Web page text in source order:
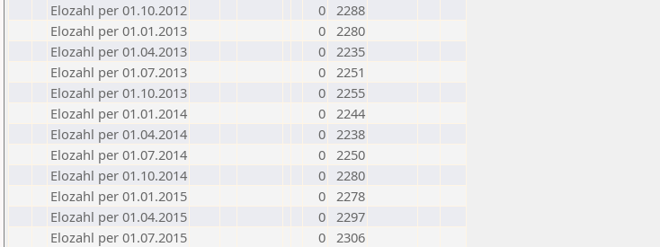
Elozahl per 01.10.2012
0 2288
Elozahl per 01.01.2013
0 2280
Elozahl per 01.04.2013
0 2235
Elozahl per 01.07.2013
0 2251
Elozahl per 01.10.2013
0 2255
Elozahl per 01.01.2014
0 2244
Elozahl per 01.04.2014
0 2238
Elozahl per 01.07.2014
0 2250
Elozahl per 01.10.2014
0 2280
Elozahl per 01.01.2015
0 2278
Elozahl per 01.04.2015
0 2297
Elozahl per 01.07.2015
0 2306